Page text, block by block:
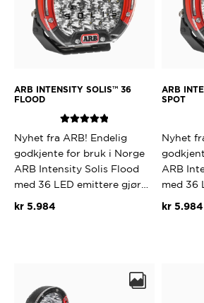
ARB INTENSITY SOLIS™ 36
FLOOD
av 5
Nyhet fra ARB! Endelig
godkjente for bruk i Norge
ARB Intensity Solis Flood
med 36 LED emittere gjør…
kr5.984
ARB
SPOT
Nyhet
ARB
med 36
kr 5.984